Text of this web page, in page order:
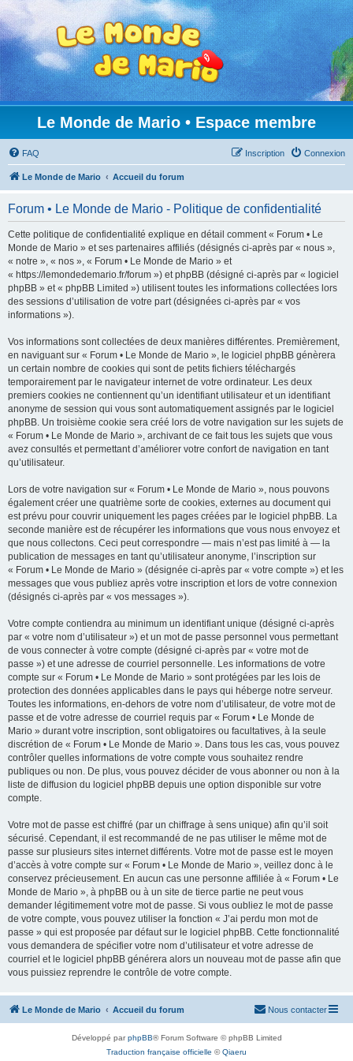
Le Monde de Mario • Espace membre
FAQ Connexion
Inscription
Le Monde de Mario Accueil du forum
Forum • Le Monde de Mario - Politique de confidentialité
Cette politique de confidentialité explique en détail comment « Forum • Le
Monde de Mario » et ses partenaires affiliés (désignés ci-après par « nous »,
« notre », « nos », « Forum • Le Monde de Mario » et
« https://lemondedemario.fr/forum ») et phpBB (désigné ci-après par « logiciel
phpBB » et « phpBB Limited ») utilisent toutes les informations collectées lors
des sessions d’utilisation de votre part (désignées ci-après par « vos
informations »).
Vos informations sont collectées de deux manières différentes. Premièrement,
en naviguant sur « Forum • Le Monde de Mario », le logiciel phpBB génèrera
un certain nombre de cookies qui sont de petits fichiers téléchargés
temporairement par le navigateur internet de votre ordinateur. Les deux
premiers cookies ne contiennent qu’un identifiant utilisateur et un identifiant
anonyme de session qui vous sont automatiquement assignés par le logiciel
phpBB. Un troisième cookie sera créé lors de votre navigation sur les sujets de
« Forum • Le Monde de Mario », archivant de ce fait tous les sujets que vous
avez consultés et permettant d’améliorer votre confort de navigation en tant
qu’utilisateur.
Lors de votre navigation sur « Forum • Le Monde de Mario », nous pouvons
également créer une quatrième sorte de cookies, externes au document qui
est prévu pour couvrir uniquement les pages créées par le logiciel phpBB. La
seconde manière est de récupérer les informations que vous nous envoyez et
que nous collectons. Ceci peut correspondre — mais n’est pas limité à — la
publication de messages en tant qu’utilisateur anonyme, l’inscription sur
« Forum • Le Monde de Mario » (désignée ci-après par « votre compte ») et les
messages que vous publiez après votre inscription et lors de votre connexion
(désignés ci-après par « vos messages »).
Votre compte contiendra au minimum un identifiant unique (désigné ci-après
par « votre nom d’utilisateur ») et un mot de passe personnel vous permettant
de vous connecter à votre compte (désigné ci-après par « votre mot de
passe ») et une adresse de courriel personnelle. Les informations de votre
compte sur « Forum • Le Monde de Mario » sont protégées par les lois de
protection des données applicables dans le pays qui héberge notre serveur.
Toutes les informations, en-dehors de votre nom d’utilisateur, de votre mot de
passe et de votre adresse de courriel requis par « Forum • Le Monde de
Mario » durant votre inscription, sont obligatoires ou facultatives, à la seule
discrétion de « Forum • Le Monde de Mario ». Dans tous les cas, vous pouvez
contrôler quelles informations de votre compte vous souhaitez rendre
publiques ou non. De plus, vous pouvez décider de vous abonner ou non à la
liste de diffusion du logiciel phpBB depuis une option disponible sur votre
compte.
Votre mot de passe est chiffré (par un chiffrage à sens unique) afin qu’il soit
sécurisé. Cependant, il est recommandé de ne pas utiliser le même mot de
passe sur plusieurs sites internet différents. Votre mot de passe est le moyen
d’accès à votre compte sur « Forum • Le Monde de Mario », veillez donc à le
conservez précieusement. En aucun cas une personne affiliée à « Forum • Le
Monde de Mario », à phpBB ou à un site de tierce partie ne peut vous
demander légitimement votre mot de passe. Si vous oubliez le mot de passe
de votre compte, vous pouvez utiliser la fonction « J’ai perdu mon mot de
passe » qui est proposée par défaut sur le logiciel phpBB. Cette fonctionnalité
vous demandera de spécifier votre nom d’utilisateur et votre adresse de
courriel et le logiciel phpBB générera alors un nouveau mot de passe afin que
vous puissiez reprendre le contrôle de votre compte.
Le Monde de Mario Accueil du forum Nous contacter
Développé parphpBB® Forum Software © phpBB Limited
Traduction française officielle ©Qiaeru